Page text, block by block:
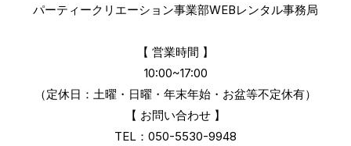
パーティークリエーション事業部WEBレンタル事務局
【 営業時間 】
10:00~17:00
（定休日：土曜・日曜・年末年始・お盆等不定休有）
【 お問い合わせ 】
TEL：050-5530-9948